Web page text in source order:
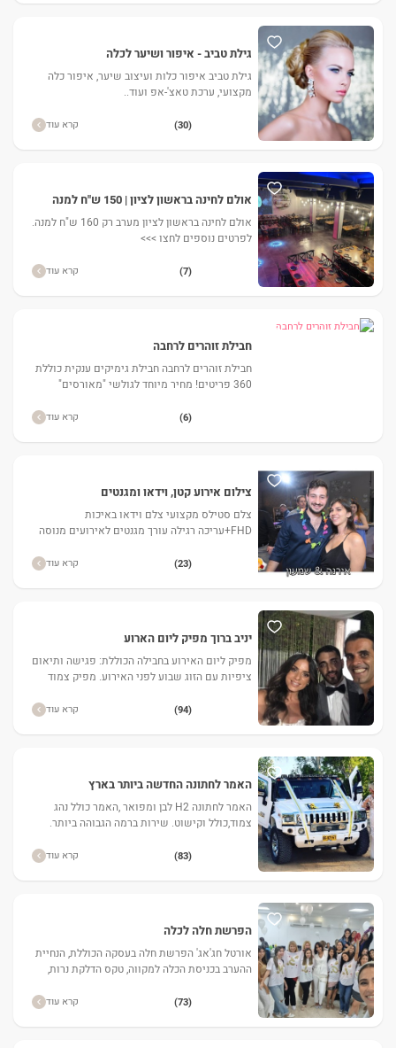
גילת טביב - איפור ושיער לכלה
גילת טביב איפור כלות ועיצוב שיער, איפור כלה
מקצועי, ערכת טאצ'-אפ ועוד..
(30) קרא עוד
אולם לחינה בראשון לציון | 150 ש"ח למנה
אולם לחינה בראשון לציון מערב רק 160 ש"ח למנה.
לפרטים נוספים לחצו >>>
(7) קרא עוד
חבילת זוהרים לרחבה
חבילת זוהרים לרחבה חבילת גימיקים ענקית כוללת
360 פריטים! מחיר מיוחד לגולשי "מאורסים"
(6) קרא עוד
צילום אירוע קטן, וידאו ומגנטים
צלם סטילס מקצועי צלם וידאו באיכות
FHD+עריכה רגילה עורך מגנטים לאירועים מנוסה
(23) קרא עוד
יניב ברוך מפיק ליום הארוע
מפיק ליום האירוע בחבילה הכוללת: פגישה ותיאום
ציפיות עם הזוג שבוע לפני האירוע. מפיק צמוד
קבלת מפרט לפי
(94) קרא עוד
האמר לחתונה החדשה ביותר בארץ
האמר לחתונה H2 לבן ומפואר ,האמר כולל נהג
צמוד,כולל וקישוט. שירות ברמה הגבוהה ביותר.
(83) קרא עוד
הפרשת חלה לכלה
אורטל חג'אג' הפרשת חלה בעסקה הכוללת, הנחיית
ההערב בכניסת הכלה למקווה, טקס הדלקת נרות,
(73) קרא עוד